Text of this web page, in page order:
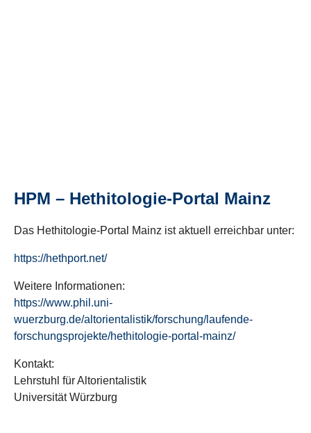
HPM – Hethitologie-Portal Mainz
Das Hethitologie-Portal Mainz ist aktuell erreichbar unter:
https://hethport.net/
Weitere Informationen:
https://www.phil.uni-
wuerzburg.de/altorientalistik/forschung/laufende-
forschungsprojekte/hethitologie-portal-mainz/
Kontakt:
Lehrstuhl für Altorientalistik
Universität Würzburg